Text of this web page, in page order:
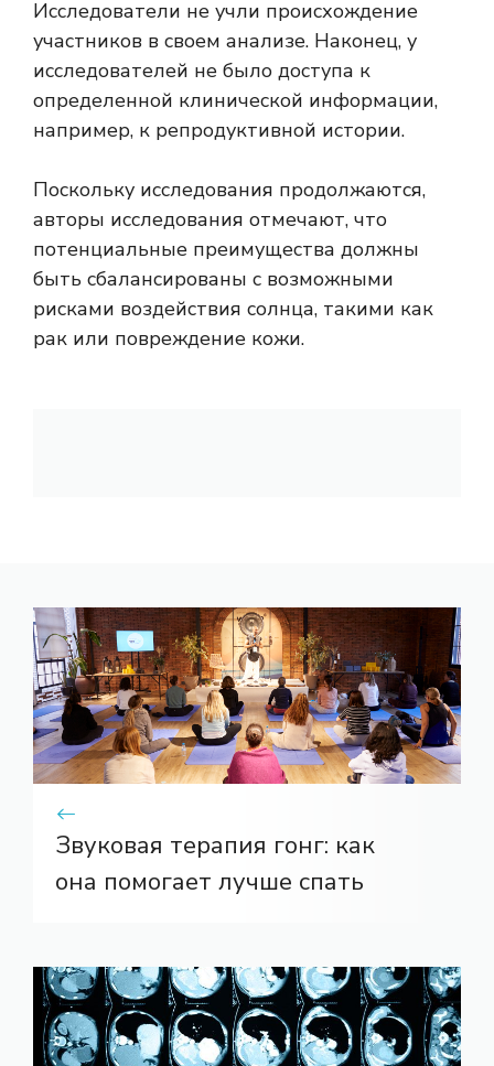
Исследователи не учли происхождение
участников в своем анализе. Наконец, у
исследователей не было доступа к
определенной клинической информации,
например, к репродуктивной истории.
Поскольку исследования продолжаются,
авторы исследования отмечают, что
потенциальные преимущества должны
быть сбалансированы с возможными
рисками воздействия солнца, такими как
рак или повреждение кожи.
Звуковая терапия гонг: как
она помогает лучше спать